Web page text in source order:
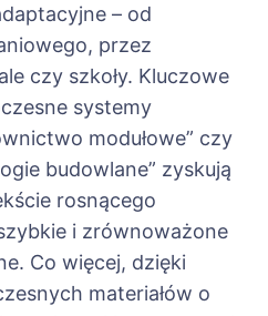
– od
przez
czy szkoły. Kluczowe
systemy
modułowe” czy
budowlane” zyskują
rosnącego
i zrównoważone
Co więcej, dzięki
materiałów o